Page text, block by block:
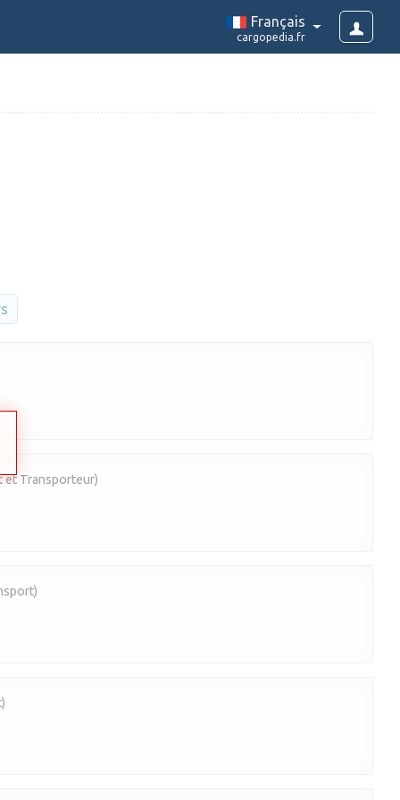
Français
cargopedia.fr
et Transporteur)